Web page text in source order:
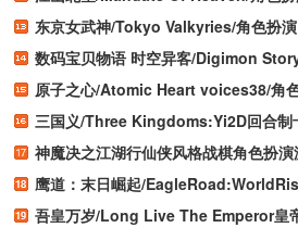
东京女武神/Tokyo Valkyries/角色扮演
数码宝贝物语 时空异客/Digimon
原子之心/Atomic Heart voices38/角
三国义/Three Kingdoms:Yi2D回合制
神魔决之江湖行仙侠风格战棋角色扮演
鹰道：末日崛起/
吾皇万岁/Long Live The Emperor皇